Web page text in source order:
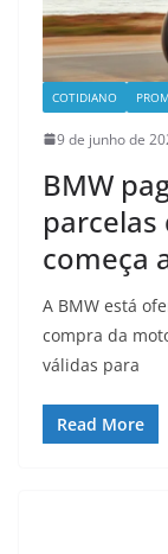
COTIDIANO
9 de junho de
BMW
começa
A BMW está
compra da
válidas para
Read More